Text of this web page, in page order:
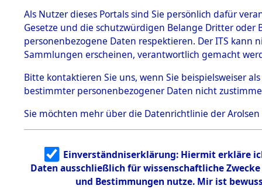
mente
5. Verschiedenes
5.3
Todesmärsche
5.3.1 Alliierte
Erhebungen
zu
Todesmärsch
en
5.3.2
Identifizierun
g
5.3.3
Todesmärsch
der UN-
Checking")
Als Nutzer dieses Portals sind Sie persönlich dafür
Gesetze und die schutzwürdigen Belange Dritter
personenbezogene Daten respektieren. Der ITS
Sammlungen erscheinen, verantwortlich gemacht
Bitte kontaktieren Sie uns, wenn Sie beispielsweiser
bestimmter personenbezogener Daten nicht
Sie möchten mehr über die Datenrichtlinie der Arolsen
Einverständniserklärung: Hiermit erkläre
Daten ausschließlich für wissenschaftliche
und Bestimmungen nutze. Mir ist